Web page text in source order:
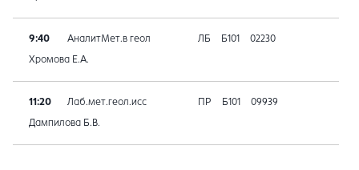
9:40 АналитМет.в геол ЛБ Б101 02230
Хромова Е.А.
11:20 Лаб.мет.геол.исс ПР Б101 09939
Дампилова Б.В.